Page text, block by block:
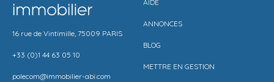
16 rue de Vintimille, 75009 PARIS
+33 (0)1 44 63 05 10
polecom@immobilier-abi.com
AIDE
ANNONCES
BLOG
METTRE EN GESTION